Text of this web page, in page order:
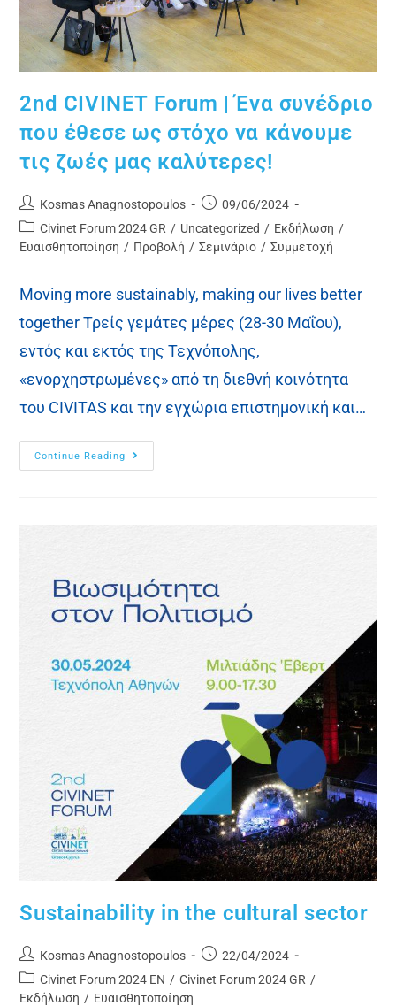
2nd CIVINET Forum | Ένα συνέδριο
που έθεσε ως στόχο να κάνουμε
τις ζωές μας καλύτερες!
Kosmas Anagnostopoulos
09/06/2024
Civinet Forum 2024 GR / Uncategorized / Εκδήλωση /
Ευαισθητοποίηση / Προβολή / Σεμινάριο / Συμμετοχή
Moving more sustainably, making our lives better
together Τρείς γεμάτες μέρες (28-30 Μαΐου),
εντός και εκτός της Τεχνόπολης,
«ενορχηστρωμένες» από τη διεθνή κοινότητα
του CIVITAS και την εγχώρια επιστημονική και…
Continue Reading
Sustainability in the cultural sector
Kosmas Anagnostopoulos
22/04/2024
Civinet Forum 2024 EN / Civinet Forum 2024 GR /
Εκδήλωση / Ευαισθητοποίηση